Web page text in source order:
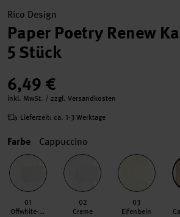
Rico Design
Paper Poetry Renew
5 Stück
6,49 €
inkl. MwSt. / zzgl. Versandkosten
Lieferzeit: ca. 1-3 Werktage
Farbe Cappuccino
01
Offwhite-roségold
02
Creme
03
Elfenbein